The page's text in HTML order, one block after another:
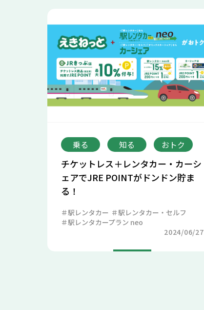
乗る 知る おトク
チケットレス＋レンタカー・カーシ
ェアでJRE POINTがドンドン貯ま
る！
駅レンタカー
駅レンタカー・セルフ
駅レンタカープラン neo
2024/06/27